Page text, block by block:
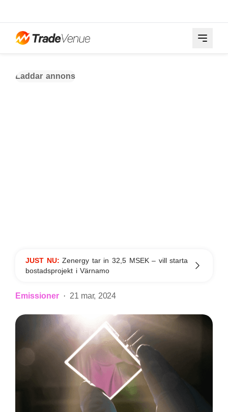
Laddar annons
JUST NU:Zenergy tar in 32,5 MSEK – vill starta
bostadsprojekt i Värnamo
Emissioner 21 mar, 2024